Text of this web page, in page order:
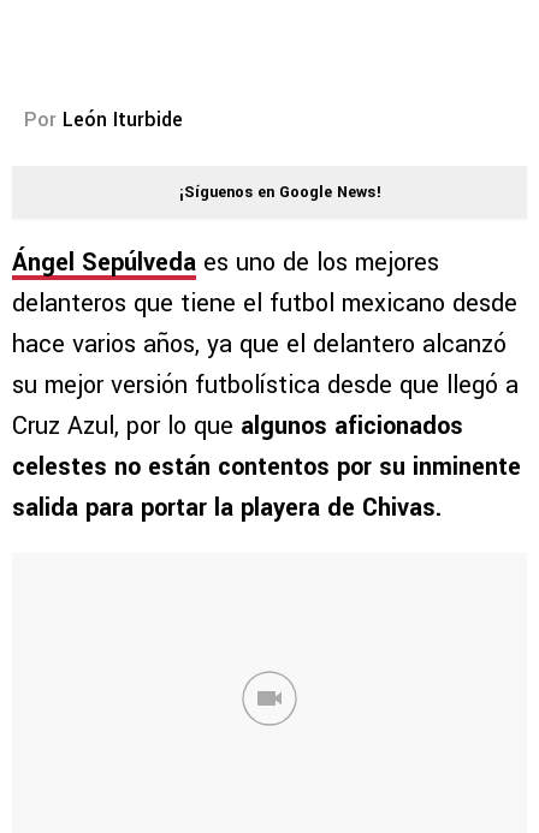
Por León Iturbide
¡Síguenos en Google News!
Ángel Sepúlveda es uno de los mejores
delanteros que tiene el futbol mexicano desde
hace varios años, ya que el delantero alcanzó
su mejor versión futbolística desde que llegó a
Cruz Azul, por lo que algunos aficionados
celestes no están contentos por su inminente
salida para portar la playera de Chivas.